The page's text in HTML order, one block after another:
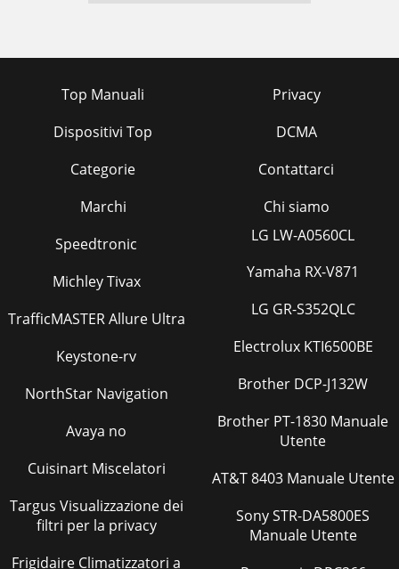
Top Manuali
Dispositivi Top
Categorie
Marchi
Privacy
DCMA
Contattarci
Chi siamo
Speedtronic
Michley Tivax
TrafficMASTER Allure Ultra
Keystone-rv
NorthStar Navigation
Avaya no
Cuisinart Miscelatori
Targus Visualizzazione dei
filtri per la privacy
Frigidaire Climatizzatori a
LG LW-A0560CL
Yamaha RX-V871
LG GR-S352QLC
Electrolux KTI6500BE
Brother DCP-J132W
Brother PT-1830 Manuale
Utente
AT&T 8403 Manuale Utente
Sony STR-DA5800ES
Manuale Utente